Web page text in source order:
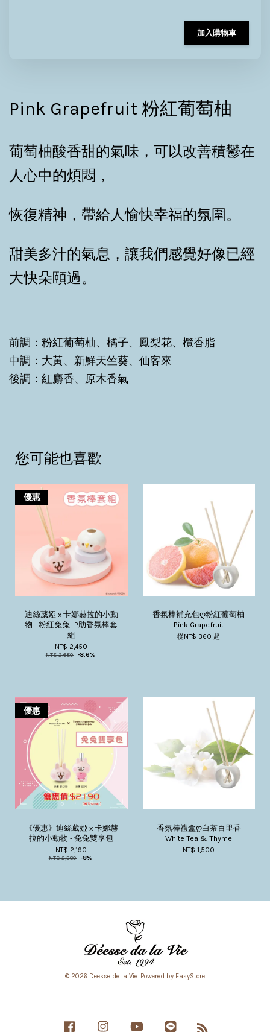
加入購物車
Pink Grapefruit 粉紅葡萄柚
葡萄柚酸香甜的氣味，可以改善積鬱在
人心中的煩悶，
恢復精神，帶給人愉快幸福的氛圍。
甜美多汁的氣息，讓我們感覺好像已經
大快朵頤過。
前調：粉紅葡萄柚、橘子、鳳梨花、欖香脂
中調：大黃、新鮮天竺葵、仙客來
後調：紅麝香、原木香氣
您可能也喜歡
優惠
迪絲葳婭 x 卡娜赫拉的小動
物 - 粉紅兔兔+P助香氛棒套
組
NT$ 2,450
NT$ 2,680 -8.6%
香氛棒補充包ღ粉紅葡萄柚
Pink Grapefruit
從NT$ 360起
優惠
《優惠》迪絲葳婭 x 卡娜赫
拉的小動物 - 兔兔雙享包
NT$ 2,190
NT$ 2,380 -8%
香氛棒禮盒ღ白茶百里香
White Tea & Thyme
NT$ 1,500
© 2026 Deesse de la Vie. Powered by EasyStore
Facebook Instagram YouTube